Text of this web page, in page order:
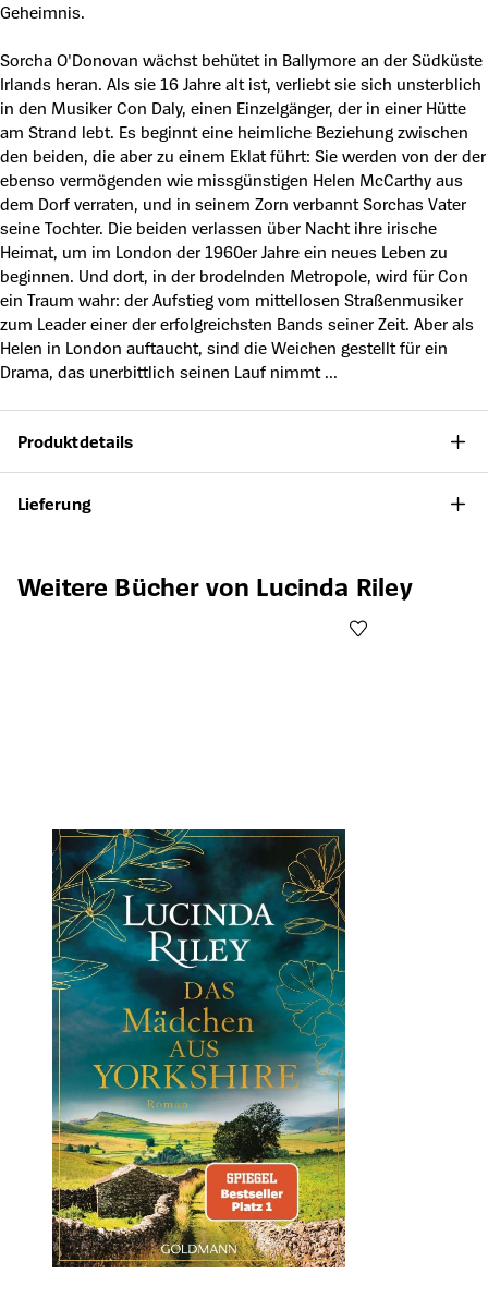
Geheimnis.
Sorcha O'Donovan wächst behütet in Ballymore an der Südküste
Irlands heran. Als sie 16 Jahre alt ist, verliebt sie sich unsterblich
in den Musiker Con Daly, einen Einzelgänger, der in einer Hütte
am Strand lebt. Es beginnt eine heimliche Beziehung zwischen
den beiden, die aber zu einem Eklat führt: Sie werden von der der
ebenso vermögenden wie missgünstigen Helen McCarthy aus
dem Dorf verraten, und in seinem Zorn verbannt Sorchas Vater
seine Tochter. Die beiden verlassen über Nacht ihre irische
Heimat, um im London der 1960er Jahre ein neues Leben zu
beginnen. Und dort, in der brodelnden Metropole, wird für Con
ein Traum wahr: der Aufstieg vom mittellosen Straßenmusiker
zum Leader einer der erfolgreichsten Bands seiner Zeit. Aber als
Helen in London auftaucht, sind die Weichen gestellt für ein
Drama, das unerbittlich seinen Lauf nimmt ...
Produktdetails
Lieferung
Produktgalerie überspringen
Weitere Bücher von Lucinda Riley